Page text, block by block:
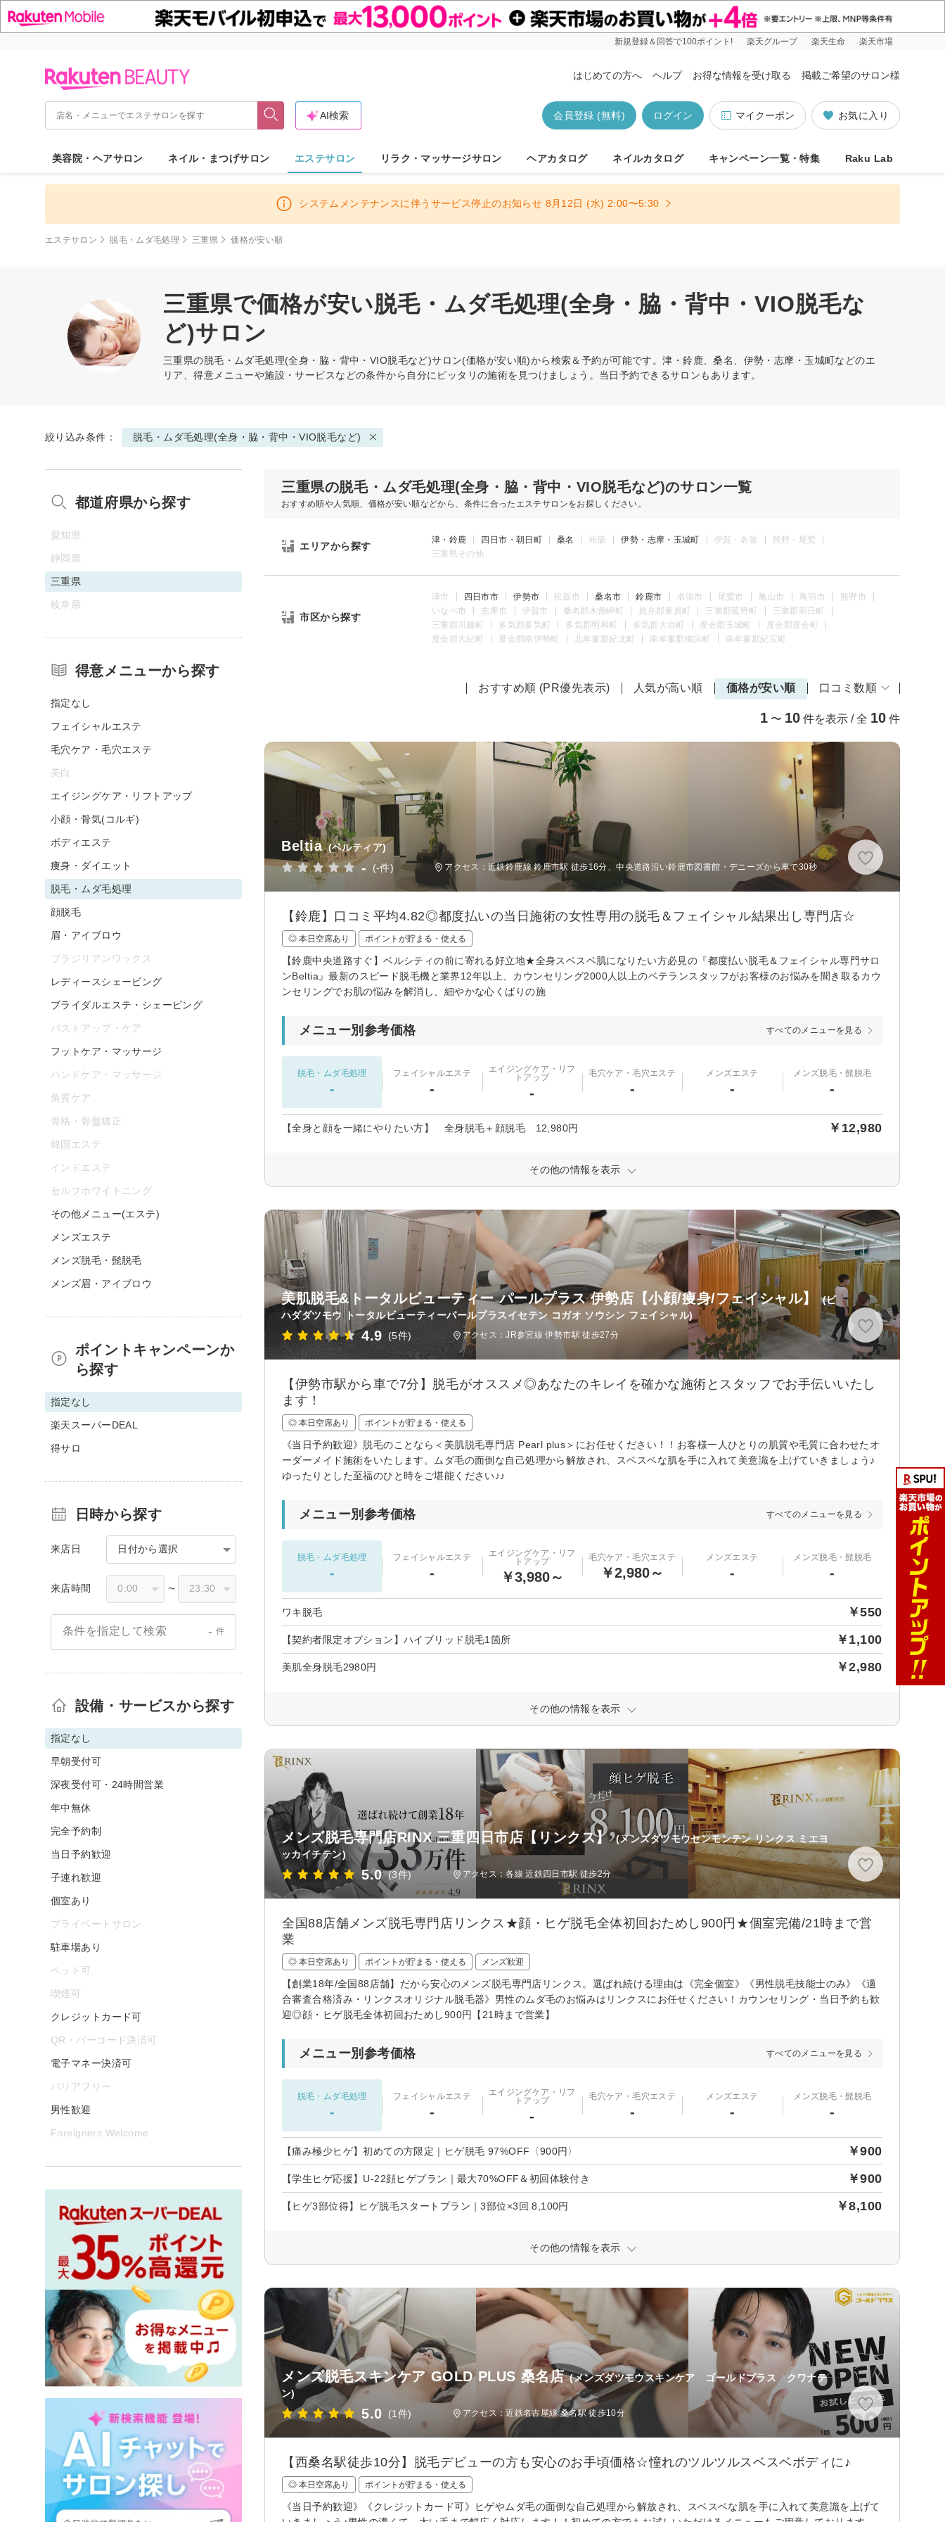
新規登録＆回答で100ポイント! 楽天グループ 楽天生命 楽天市場
はじめての方へ ヘルプ お得な情報を受け取る 掲載ご希望のサロン様
お気に入り
マイクーポン
ログイン
会員登録 (無料)
AI検索
美容院・ヘアサロン ネイル・まつげサロン エステサロン リラク・マッサージサロン ヘアカタログ ネイルカタログ キャンペーン一覧・特集 Raku Lab
システムメンテナンスに伴うサービス停止のお知らせ 8月12日 (水) 2:00〜5:30
エステサロン 脱毛・ムダ毛処理 三重県 価格が安い順
三重県で価格が安い脱毛・ムダ毛処理(全身・脇・背中・VIO脱毛な
ど)サロン
三重県の脱毛・ムダ毛処理(全身・脇・背中・VIO脱毛など)サロン(価格が安い順)から検索＆予約が可能です。津・鈴鹿、桑名、伊勢・志摩・玉城町などのエ
リア、得意メニューや施設・サービスなどの条件から自分にピッタリの施術を見つけましょう。当日予約できるサロンもあります。
絞り込み条件： 脱毛・ムダ毛処理(全身・脇・背中・VIO脱毛など)
三重県の脱毛・ムダ毛処理(全身・脇・背中・VIO脱毛など)のサロン一覧
おすすめ順や人気順、価格が安い順などから、条件に合ったエステサロンをお探しください。
エリアから探す
津・鈴鹿 四日市・朝日町 桑名 松阪 伊勢・志摩・玉城町 伊賀・名張
熊野・尾鷲
三重県その他
市区から探す
津市 四日市市 伊勢市 松阪市 桑名市 鈴鹿市 名張市 尾鷲市 亀山市 鳥羽市
熊野市
いなべ市
志摩市 伊賀市 桑名郡木曽岬町 員弁郡東員町 三重郡菰野町
三重郡朝日町
三重郡川越町
多気郡多気町 多気郡明和町 多気郡大台町 度会郡玉城町
度会郡度会町
度会郡大紀町
度会郡南伊勢町 北牟婁郡紀北町 南牟婁郡御浜町 南牟婁郡紀宝町
おすすめ順 (PR優先表示) 人気が高い順 価格が安い順 口コミ数順
1 〜 10 件を表示 / 全 10 件
Beltia (ベルティア)
- (-件) アクセス：近鉄鈴鹿線 鈴鹿市駅 徒歩16分、中央道路沿い鈴鹿市図書館・デニーズから車で30秒
【鈴鹿】口コミ平均4.82◎都度払いの当日施術の女性専用の脱毛＆フェイシャル結果出し専門店☆
◎ 本日空席あり ポイントが貯まる・使える
【鈴鹿中央道路すぐ】ベルシティの前に寄れる好立地★全身スベスベ肌になりたい方必見の『都度払い脱毛＆フェイシャル専門サロ
ンBeltia』最新のスピード脱毛機と業界12年以上、カウンセリング2000人以上のベテランスタッフがお客様のお悩みを聞き取るカウ
ンセリングでお肌の悩みを解消し、細やかな心くばりの施
メニュー別参考価格 すべてのメニューを見る
脱毛・ムダ毛処理
-
フェイシャルエステ
-
エイジングケア・リフ
トアップ
-
毛穴ケア・毛穴エステ
-
メンズエステ
-
メンズ脱毛・髭脱毛
-
【全身と顔を一緒にやりたい方】 全身脱毛＋顔脱毛 12,980円 ￥12,980
その他の情報を表示
美肌脱毛&トータルビューティー パールプラス 伊勢店【小顔/痩身/フェイシャル】
(ビ
ハダダツモウ トータルビューティーパールプラスイセテン コガオ ソウシン フェイシャル)
4.9 (5件) アクセス：JR参宮線 伊勢市駅 徒歩27分
【伊勢市駅から車で7分】脱毛がオススメ◎あなたのキレイを確かな施術とスタッフでお手伝いいたし
ます！
◎ 本日空席あり ポイントが貯まる・使える
《当日予約歓迎》脱毛のことなら＜美肌脱毛専門店 Pearl plus＞にお任せください！！お客様一人ひとりの肌質や毛質に合わせたオ
ーダーメイド施術をいたします。ムダ毛の面倒な自己処理から解放され、スベスベな肌を手に入れて美意識を上げていきましょう♪
ゆったりとした至福のひと時をご堪能ください♪♪
メニュー別参考価格 すべてのメニューを見る
脱毛・ムダ毛処理
-
フェイシャルエステ
-
エイジングケア・リフ
トアップ
￥3,980～
毛穴ケア・毛穴エステ
￥2,980～
メンズエステ
-
メンズ脱毛・髭脱毛
-
ワキ脱毛 ￥550
【契約者限定オプション】ハイブリッド脱毛1箇所 ￥1,100
美肌全身脱毛2980円 ￥2,980
その他の情報を表示
メンズ脱毛専門店RINX 三重四日市店【リンクス】 (メンズダツモウセンモンテン リンクス ミエヨ
ッカイチテン)
5.0 (3件) アクセス：各線 近鉄四日市駅 徒歩2分
全国88店舗メンズ脱毛専門店リンクス★顔・ヒゲ脱毛全体初回おためし900円★個室完備/21時まで営
業
◎ 本日空席あり ポイントが貯まる・使える メンズ歓迎
【創業18年/全国88店舗】だから安心のメンズ脱毛専門店リンクス。選ばれ続ける理由は《完全個室》《男性脱毛技能士のみ》《適
合審査合格済み・リンクスオリジナル脱毛器》男性のムダ毛のお悩みはリンクスにお任せください！カウンセリング・当日予約も歓
迎◎顔・ヒゲ脱毛全体初回おためし900円【21時まで営業】
メニュー別参考価格 すべてのメニューを見る
脱毛・ムダ毛処理
-
フェイシャルエステ
-
エイジングケア・リフ
トアップ
-
毛穴ケア・毛穴エステ
-
メンズエステ
-
メンズ脱毛・髭脱毛
-
【痛み極少ヒゲ】初めての方限定｜ヒゲ脱毛 97%OFF〈900円〉 ￥900
【学生ヒゲ応援】U-22顔ヒゲプラン｜最大70%OFF＆初回体験付き ￥900
【ヒゲ3部位得】ヒゲ脱毛スタートプラン｜3部位×3回 8,100円 ￥8,100
その他の情報を表示
メンズ脱毛スキンケア GOLD PLUS 桑名店 (メンズダツモウスキンケア ゴールドプラス クワナテ
ン)
5.0 (1件) アクセス：近鉄名古屋線 桑名駅 徒歩10分
【西桑名駅徒歩10分】脱毛デビューの方も安心のお手頃価格☆憧れのツルツルスベスベボディに♪
◎ 本日空席あり ポイントが貯まる・使える
《当日予約歓迎》《クレジットカード可》ヒゲやムダ毛の面倒な自己処理から解放され、スベスベな肌を手に入れて美意識を上げて
都道府県から探す
愛知県
静岡県
三重県
岐阜県
得意メニューから探す
指定なし
フェイシャルエステ
毛穴ケア・毛穴エステ
美白
エイジングケア・リフトアップ
小顔・骨気(コルギ)
ボディエステ
痩身・ダイエット
脱毛・ムダ毛処理
顔脱毛
眉・アイブロウ
ブラジリアンワックス
レディースシェービング
ブライダルエステ・シェービング
バストアップ・ケア
フットケア・マッサージ
ハンドケア・マッサージ
角質ケア
骨格・骨盤矯正
韓国エステ
インドエステ
セルフホワイトニング
その他メニュー(エステ)
メンズエステ
メンズ脱毛・髭脱毛
メンズ眉・アイブロウ
ポイントキャンペーンか
ら探す
指定なし
楽天スーパーDEAL
得サロ
日時から探す
来店日 日付から選択
来店時間 〜
条件を指定して検索 - 件
設備・サービスから探す
指定なし
早朝受付可
深夜受付可・24時間営業
年中無休
完全予約制
当日予約歓迎
子連れ歓迎
個室あり
プライベートサロン
駐車場あり
ペット可
喫煙可
クレジットカード可
QR・バーコード決済可
電子マネー決済可
バリアフリー
男性歓迎
Foreigners Welcome